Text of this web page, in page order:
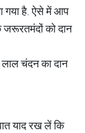
गया है. ऐसे में आप
जरूरतमंदों को दान
चंदन का दान
याद रख लें कि